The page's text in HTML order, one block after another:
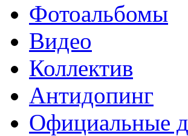
Фотоальбомы
Видео
Коллектив
Антидопинг
Официальные